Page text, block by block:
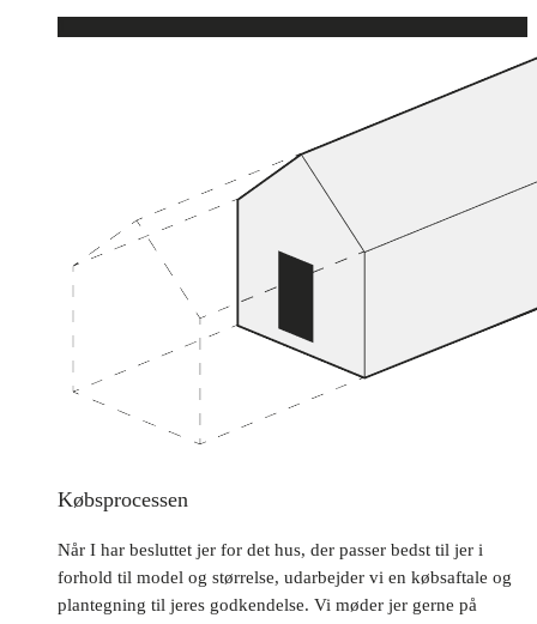
Købsprocessen
Når I har besluttet jer for det hus, der passer bedst til jer i
forhold til model og størrelse, udarbejder vi en købsaftale og
plantegning til jeres godkendelse. Vi møder jer gerne på